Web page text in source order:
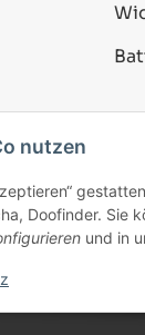
vorbehalten.
nutzen
Doofinder.
und in